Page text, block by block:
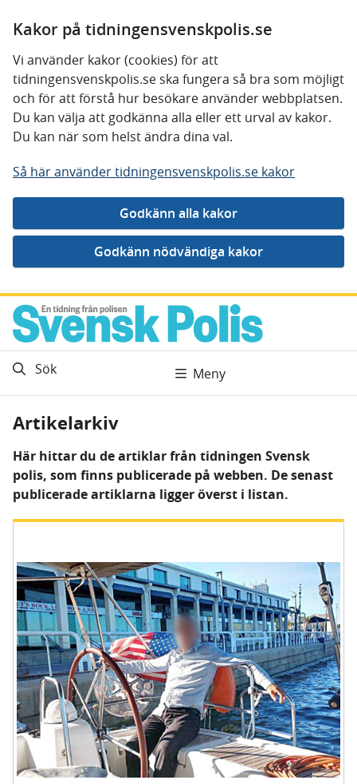
Kakor på tidningensvenskpolis.se
Vi använder kakor (cookies) för att
tidningensvenskpolis.se ska fungera så bra som möjligt
och för att förstå hur besökare använder webbplatsen.
Du kan välja att godkänna alla eller ett urval av kakor.
Du kan när som helst ändra dina val.
Så här använder tidningensvenskpolis.se kakor
Gå direkt till innehåll
Sök Meny
Artikelarkiv
Här hittar du de artiklar från tidningen Svensk
polis, som finns publicerade på webben. De senast
publicerade artiklarna ligger överst i listan.